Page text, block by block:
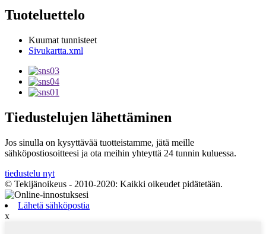
Tuoteluettelo
Kuumat tunnisteet
Sivukartta.xml
Tiedustelujen lähettäminen
Jos sinulla on kysyttävää tuotteistamme, jätä meille
sähköpostiosoitteesi ja ota meihin yhteyttä 24 tunnin kuluessa.
tiedustelu nyt
© Tekijänoikeus - 2010-2020: Kaikki oikeudet pidätetään.
Lähetä sähköpostia
x